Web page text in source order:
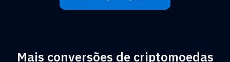
Mais conversões de criptomoedas